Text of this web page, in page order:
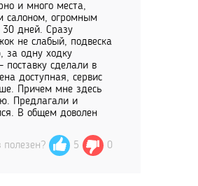
и много места,
салоном, огромным
дней. Сразу
не слабый, подвеска
за одну ходку
поставку сделали в
доступная, сервис
Причем мне здесь
Предлагали и
В общем доволен
полезен?
5 0